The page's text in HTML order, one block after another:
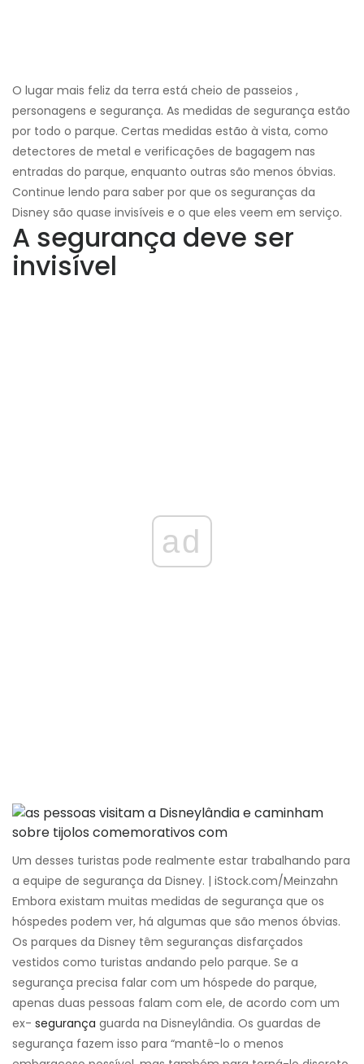
O lugar mais feliz da terra está cheio de passeios ,
personagens e segurança. As medidas de segurança estão
por todo o parque. Certas medidas estão à vista, como
detectores de metal e verificações de bagagem nas
entradas do parque, enquanto outras são menos óbvias.
Continue lendo para saber por que os seguranças da
Disney são quase invisíveis e o que eles veem em serviço.
A segurança deve ser
invisível
ad
Um desses turistas pode realmente estar trabalhando para
a equipe de segurança da Disney. | iStock.com/Meinzahn
Embora existam muitas medidas de segurança que os
hóspedes podem ver, há algumas que são menos óbvias.
Os parques da Disney têm seguranças disfarçados
vestidos como turistas andando pelo parque. Se a
segurança precisa falar com um hóspede do parque,
apenas duas pessoas falam com ele, de acordo com um
ex- segurança guarda na Disneylândia. Os guardas de
segurança fazem isso para “mantê-lo o menos